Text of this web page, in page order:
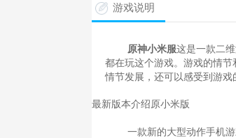
游戏说明
原神小米服这是一款二
都在玩这个游戏。游戏的情
情节发展，还可以感受到游戏
最新版本介绍原小米版
一款新的大型动作手机